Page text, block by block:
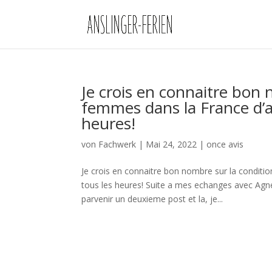
Je crois en connaitre bon
femmes dans la France
heures!
von Fachwerk | Mai 24, 2022 | once avis
Je crois en connaitre bon nombre sur la
tous les heures! Suite a mes echanges avec
parvenir un deuxieme post et la, je...